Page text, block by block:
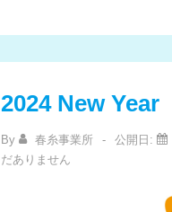
祭
観
2024 New Year
By 春糸事業所 公開日:
だありません